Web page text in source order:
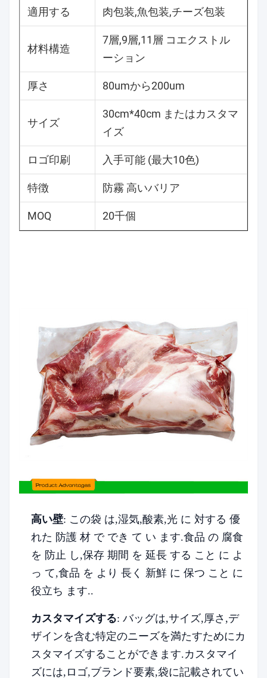
適用する 肉包装,魚包装,チーズ包装
材料構造
7層,9層,11層 コエクストル
ーション
厚さ 80umから200um
サイズ
30cm*40cm またはカスタマ
イズ
ロゴ印刷 入手可能 (最大10色)
特徴 防霧 高いバリア
MOQ 20千個
高い壁: この袋 は,湿気,酸素,光 に 対する 優
れた 防護 材 で でき て い ます.食品 の 腐食
を 防止 し,保存 期間 を 延長 する こと に よ
っ て,食品 を より 長く 新鮮 に 保つ こと に
役立ち ます..
カスタマイズする: バッグは,サイズ,厚さ,デ
ザインを含む特定のニーズを満たすためにカ
スタマイズすることができます.カスタマイ
ズには,ロゴ,ブランド要素,袋に記載されてい